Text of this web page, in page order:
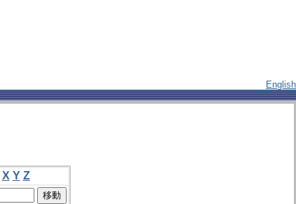
English
X Y Z